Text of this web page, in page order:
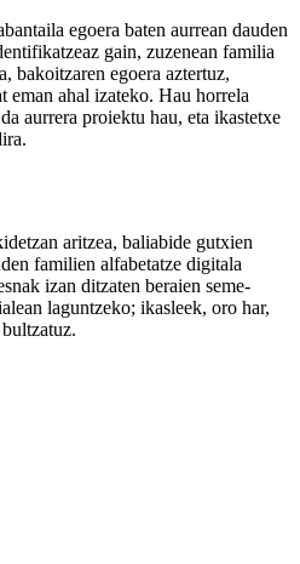
egoera baten aurrean dauden
gain, zuzenean familia
bakoitzaren egoera aztertuz,
eman ahal izateko. Hau horrela
aurrera proiektu hau, eta ikastetxe
aritzea, baliabide gutxien
familien alfabetatze digitala
izan ditzaten beraien seme-
laguntzeko; ikasleek, oro har,